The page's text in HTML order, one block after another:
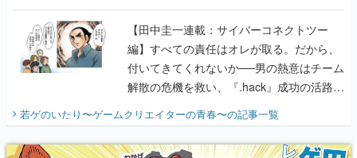
に行って、より理解を深めよう【PR】
【田中圭一連載：サイバーコネクトツー
編】すべての責任はオレが取る。だから、
付いてきてくれないか──男の熱意はチーム
解散の危機を救い、『.hack』成功の活路を
『少年ジャンプ』色だった【若ゲのいた
り】
若ゲのいたり〜ゲームクリエイターの青春〜の記事一覧